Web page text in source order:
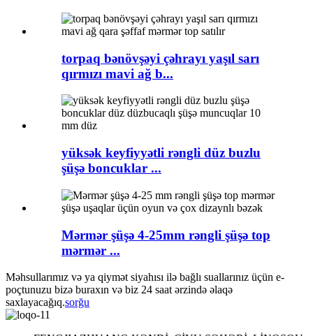
torpaq bənövşəyi çəhrayı yaşıl sarı
qırmızı mavi ağ b...
yüksək keyfiyyətli rəngli düz buzlu
şüşə boncuklar ...
Mərmər şüşə 4-25mm rəngli şüşə top
mərmər ...
Məhsullarımız və ya qiymət siyahısı ilə bağlı suallarınız üçün e-
poçtunuzu bizə buraxın və biz 24 saat ərzində əlaqə
saxlayacağıq.sorğu